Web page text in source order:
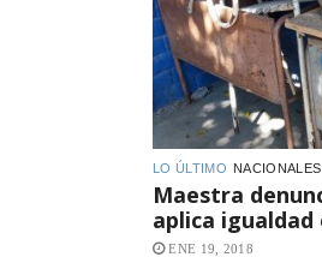
LO ÚLTIMO NACIONALES
Maestra
aplica
ENE 19, 2018